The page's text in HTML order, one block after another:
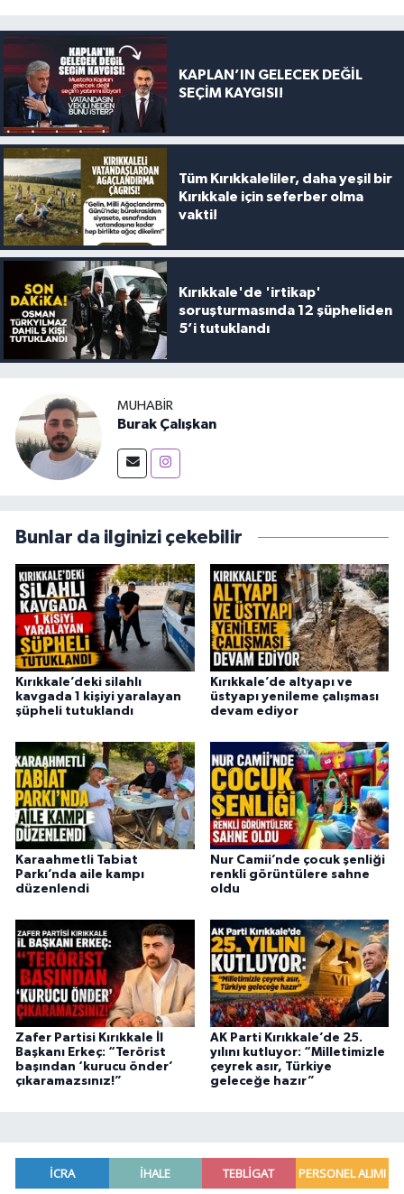
KAPLAN’IN GELECEK DEĞİL
SEÇİM KAYGISI!
Tüm Kırıkkaleliler, daha yeşil bir
Kırıkkale için seferber olma
vakti!
Kırıkkale'de 'irtikap'
soruşturmasında 12 şüpheliden
5’i tutuklandı
MUHABIR
Burak Çalışkan
Bunlar da ilginizi çekebilir
Kırıkkale’deki silahlı
kavgada 1 kişiyi yaralayan
şüpheli tutuklandı
Kırıkkale’de altyapı ve
üstyapı yenileme çalışması
devam ediyor
Karaahmetli Tabiat
Parkı’nda aile kampı
düzenlendi
Nur Camii’nde çocuk şenliği
renkli görüntülere sahne
oldu
Zafer Partisi Kırıkkale İl
Başkanı Erkeç: “Terörist
başından ‘kurucu önder’
çıkaramazsınız!”
AK Parti Kırıkkale’de 25.
yılını kutluyor: “Milletimizle
çeyrek asır, Türkiye
geleceğe hazır”